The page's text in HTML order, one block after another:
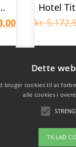
Aquapark
Den
kr. 2.283,00.
kr.
Book
Dette
bruger cookies til at
alle cookies i
TILLAD